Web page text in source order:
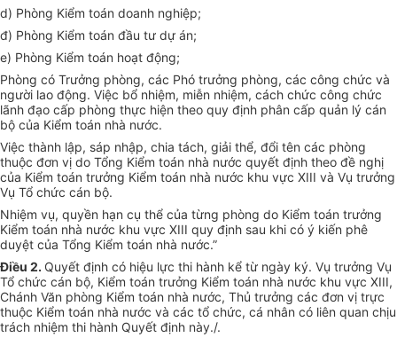
d) Phòng Kiểm toán doanh nghiệp;
đ) Phòng Kiểm toán đầu tư dự án;
e) Phòng Kiểm toán hoạt động;
Phòng có Trưởng phòng, các Phó trưởng phòng, các công chức và
người lao động. Việc bổ nhiệm, miễn nhiệm, cách chức công chức
lãnh đạo cấp phòng thực hiện theo quy định phân cấp quản lý cán
bộ của Kiểm toán nhà nước.
Việc thành lập, sáp nhập, chia tách, giải thể, đổi tên các phòng
thuộc đơn vị do Tổng Kiểm toán nhà nước quyết định theo đề nghị
của Kiểm toán trưởng Kiểm toán nhà nước khu vực XIII và Vụ trưởng
Vụ Tổ chức cán bộ.
Nhiệm vụ, quyền hạn cụ thể của từng phòng do Kiểm toán trưởng
Kiểm toán nhà nước khu vực XIII quy định sau khi có ý kiến phê
duyệt của Tổng Kiểm toán nhà nước.”
Điều 2. Quyết định có hiệu lực thi hành kể từ ngày ký. Vụ trưởng Vụ
Tổ chức cán bộ, Kiểm toán trưởng Kiểm toán nhà nước khu vực XIII,
Chánh Văn phòng Kiểm toán nhà nước, Thủ trưởng các đơn vị trực
thuộc Kiểm toán nhà nước và các tổ chức, cá nhân có liên quan chịu
trách nhiệm thi hành Quyết định này./.